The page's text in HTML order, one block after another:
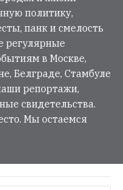
политику,
панк и смелость
регулярные
в Москве,
Белграде, Стамбуле
репортажи,
свидетельства.
Мы остаемся